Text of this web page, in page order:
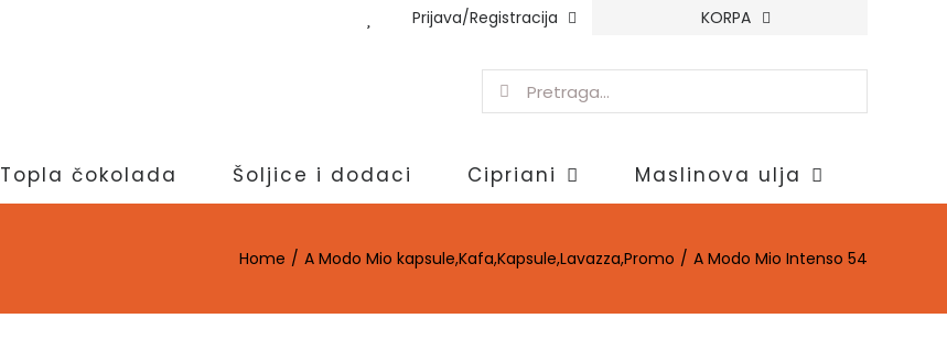
Prijava/Registracija KORPA
Pretraga
za:
Topla čokolada Šoljice i dodaci Cipriani Maslinova ulja
Home A Modo Mio kapsule,Kafa,Kapsule,Lavazza,Promo A Modo Mio Intenso 54